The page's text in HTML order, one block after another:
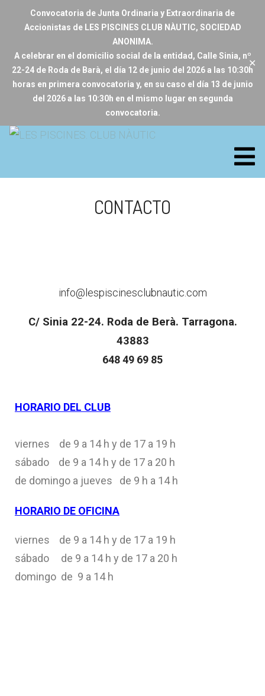
Convocatoria de Junta Ordinaria y Extraordinaria de
Accionistas de LES PISCINES CLUB NÀUTIC, SOCIEDAD
ANONIMA.
A celebrar en el domicilio social de la entidad, Calle Sinia, nº
22-24 de Roda de Barà, el día 12 de junio del 2026 a las 10:30h
horas en primera convocatoria y, en su caso el día 13 de junio
del 2026 a las 10:30h en el mismo lugar en segunda
convocatoria.
✕
CONTACTO
info@lespiscinesclubnautic.com
C/ Sinia 22-24. Roda de Berà. Tarragona.
43883
648 49 69 85
HORARIO DEL CLUB
viernes de 9 a 14 h y de 17 a 19 h
sábado de 9 a 14 h y de 17 a 20 h
de domingo a jueves de 9 h a 14 h
HORARIO DE OFICINA
viernes de 9 a 14 h y de 17 a 19 h
sábado de 9 a 14 h y de 17 a 20 h
domingo de 9 a 14 h